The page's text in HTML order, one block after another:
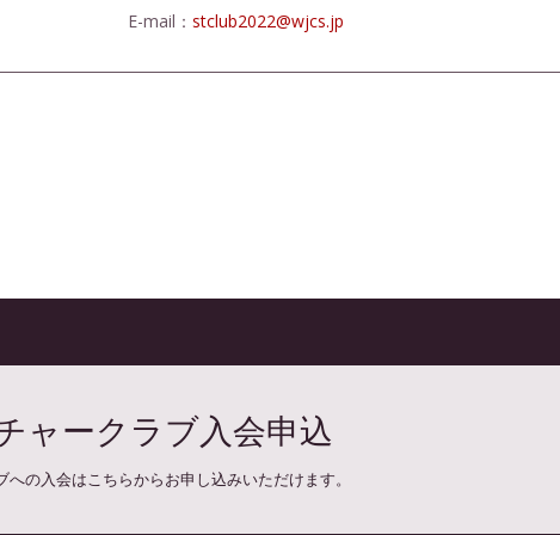
E-mail：stclub2022@wjcs.jp
ャークラブ入会申込
への入会はこちらからお申し込みいただけます。